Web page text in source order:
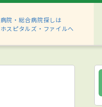
病院・総合病院探しは
ホスピタルズ・ファイルへ